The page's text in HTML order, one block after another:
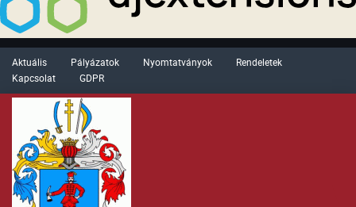
Aktuális Pályázatok Nyomtatványok
Rendeletek
Kapcsolat
GDPR